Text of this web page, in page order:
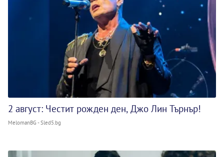
2 август: Честит рожден ден, Джо Лин Търнър!
MelomanBG - Sled5.bg